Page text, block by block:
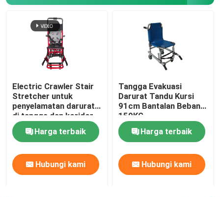
Electric Crawler Stair
Stretcher untuk
penyelamatan darurat
di tangga dan koridor
Harga terbaik
Hubungi kami
Tangga Evakuasi
Darurat Tandu Kursi
91cm Bantalan Beban
159KG
Harga terbaik
Hubungi kami